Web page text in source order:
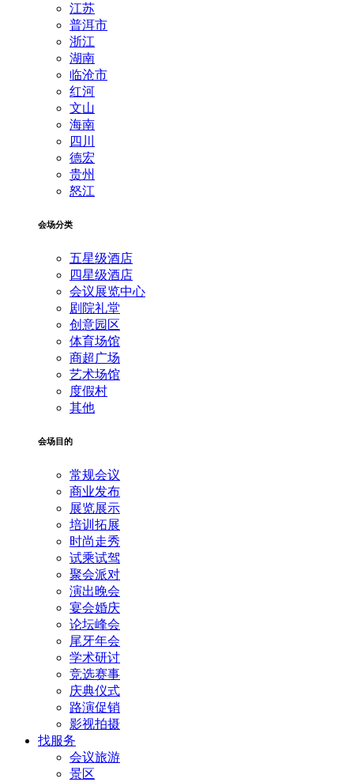
江苏
普洱市
浙江
湖南
临沧市
红河
文山
海南
四川
德宏
贵州
怒江
会场分类
五星级酒店
四星级酒店
会议展览中心
剧院礼堂
创意园区
体育场馆
商超广场
艺术场馆
度假村
其他
会场目的
常规会议
商业发布
展览展示
培训拓展
时尚走秀
试乘试驾
聚会派对
演出晚会
宴会婚庆
论坛峰会
尾牙年会
学术研讨
竞选赛事
庆典仪式
路演促销
影视拍摄
找服务
会议旅游
景区